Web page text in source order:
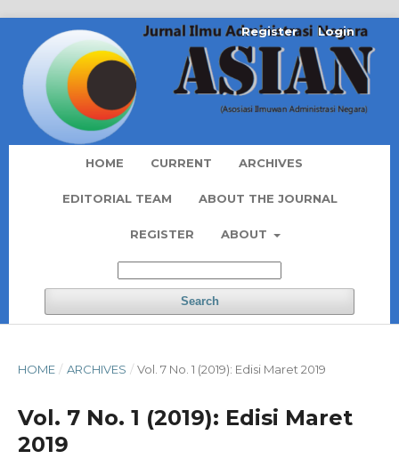
HOME CURRENT ARCHIVES
EDITORIAL TEAM ABOUT THE JOURNAL
REGISTER ABOUT
Search
Register Login
HOME / ARCHIVES / Vol. 7 No. 1 (2019): Edisi Maret 2019
Vol. 7 No. 1 (2019): Edisi Maret
2019